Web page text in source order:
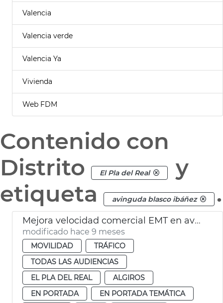
Valencia
Valencia verde
Valencia Ya
Vivienda
Web FDM
Contenido con
Distrito
El Pla del Real
y
etiqueta
avinguda blasco ibáñez .
Mejora velocidad comercial EMT en avenida Blasco IBÁÑEZ València
modificado hace 9 meses
MOVILIDAD
TRÁFICO
TODAS LAS AUDIENCIAS
EL PLA DEL REAL
ALGIROS
EN PORTADA
EN PORTADA TEMÁTICA